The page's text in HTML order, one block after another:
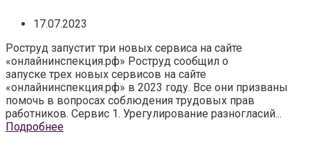
17.07.2023
Роструд запустит три новых сервиса на сайте
«онлайнинспекция.рф» Роструд сообщил о
запуске трех новых сервисов на сайте
«онлайнинспекция.рф» в 2023 году. Все они призваны
помочь в вопросах соблюдения трудовых прав
работников. Сервис 1. Урегулирование разногласий...
Подробнее